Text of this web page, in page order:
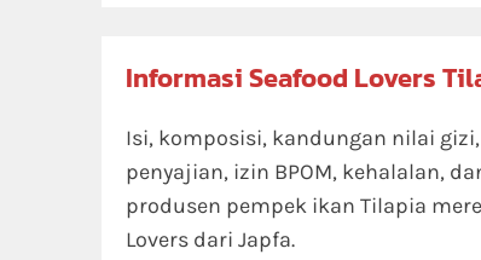
Informasi Seafood Lovers
Isi, komposisi, kandungan nilai
penyajian, izin BPOM, kehalalan,
produsen pempek ikan Tilapia
Lovers dari Japfa.